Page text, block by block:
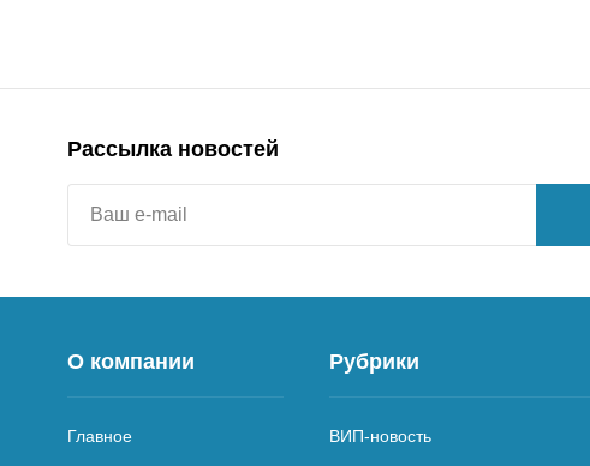
Рассылка новостей
О компании
Главное
Рубрики
ВИП-новость